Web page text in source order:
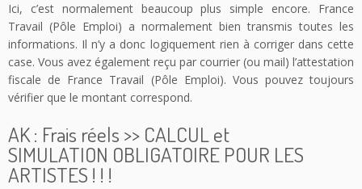
Ici, c’est normalement beaucoup plus simple encore. France
Travail (Pôle Emploi) a normalement bien transmis toutes les
informations. Il n’y a donc logiquement rien à corriger dans cette
case. Vous avez également reçu par courrier (ou mail) l’attestation
fiscale de France Travail (Pôle Emploi). Vous pouvez toujours
vérifier que le montant correspond.
AK : Frais réels >> CALCUL et
SIMULATION OBLIGATOIRE POUR LES
ARTISTES ! ! !